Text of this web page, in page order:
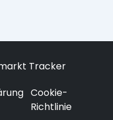
Tracker
Cookie-
Richtlinie